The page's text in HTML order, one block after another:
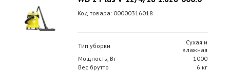
Код товара: 00000316018
Тип уборки
Сухая и
влажная
Мощность, Вт
1000
Вес брутто
6 кг